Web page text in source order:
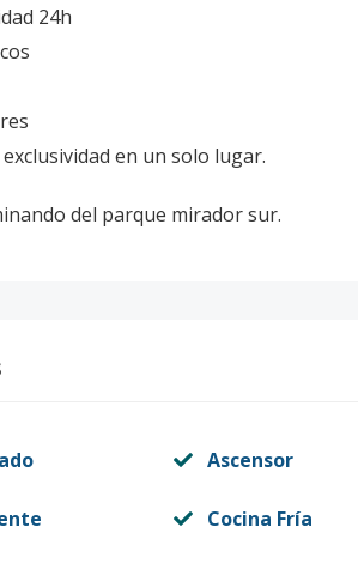
24h
en un solo lugar.
del parque mirador sur.
Ascensor
Cocina Fría